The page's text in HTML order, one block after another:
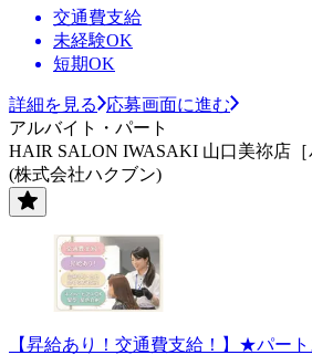
交通費支給
未経験OK
短期OK
詳細を見る
応募画面に進む
アルバイト・パート
HAIR SALON IWASAKI 山口美祢店［
(株式会社ハクブン)
【昇給あり！交通費支給！】★パー